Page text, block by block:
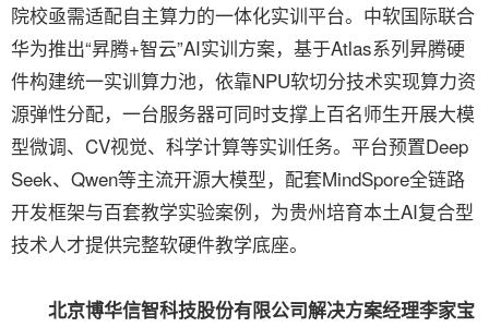
院校亟需适配自主算力的一体化实训平台。中软国际联合
华为推出“昇腾+智云”AI实训方案，基于Atlas系列昇腾硬
件构建统一实训算力池，依靠NPU软切分技术实现算力资
源弹性分配，一台服务器可同时支撑上百名师生开展大模
型微调、CV视觉、科学计算等实训任务。平台预置Deep
Seek、Qwen等主流开源大模型，配套MindSpore全链路
开发框架与百套教学实验案例，为贵州培育本土AI复合型
技术人才提供完整软硬件教学底座。
北京博华信智科技股份有限公司解决方案经理李家宝